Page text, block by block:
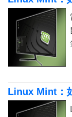
Linux Mint：